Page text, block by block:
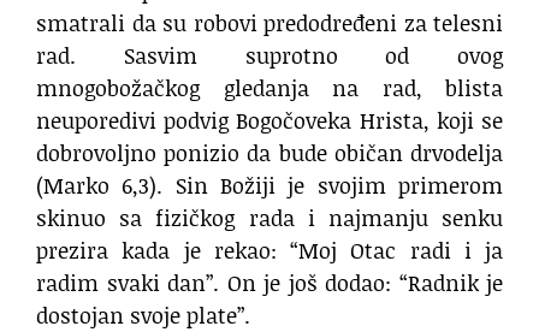
smatrali da su robovi predodređeni za telesni
rad. Sasvim suprotno od ovog
mnogobožačkog gledanja na rad, blista
neuporedivi podvig Bogočoveka Hrista, koji se
dobrovoljno ponizio da bude običan drvodelja
(Marko 6,3). Sin Božiji je svojim primerom
skinuo sa fizičkog rada i najmanju senku
prezira kada je rekao: “Moj Otac radi i ja
radim svaki dan”. On je još dodao: “Radnik je
dostojan svoje plate”.